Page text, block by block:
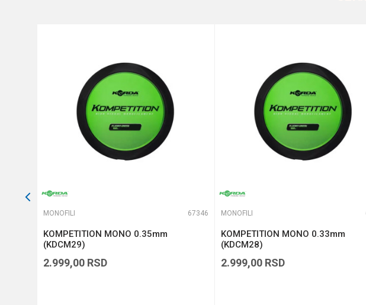
Anti-spam zaštita - izračunajte koliko je 6 - 1 :
MONOFILI 67346
KOMPETITION MONO 0.35mm
(KDCM29)
2.999,00 RSD
MONOFILI
KOMPETITION MONO 0.33mm
(KDCM28)
2.999,00 RSD